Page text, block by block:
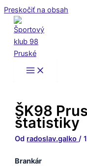
Preskočiť na obsah
ŠK98
štatistiky
Od radoslav.galko/
Brankár